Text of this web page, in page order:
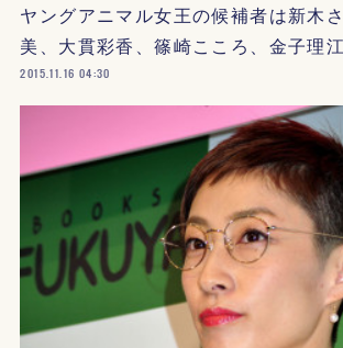
ヤングアニマル女王の候補者は新木
美、大貫彩香、篠崎こころ、金子理
2015.11.16 04:30